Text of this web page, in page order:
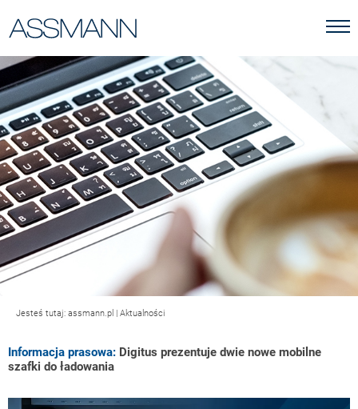
Jesteś tutaj: assmann.pl | Aktualności
Informacja prasowa: Digitus prezentuje dwie nowe mobilne
szafki do ładowania